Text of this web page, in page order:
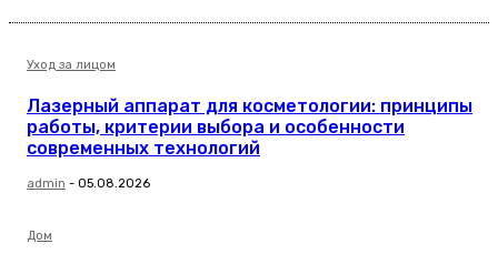
Уход за лицом
Лазерный аппарат для косметологии: принципы
работы, критерии выбора и особенности
современных технологий
admin - 05.08.2026
Дом